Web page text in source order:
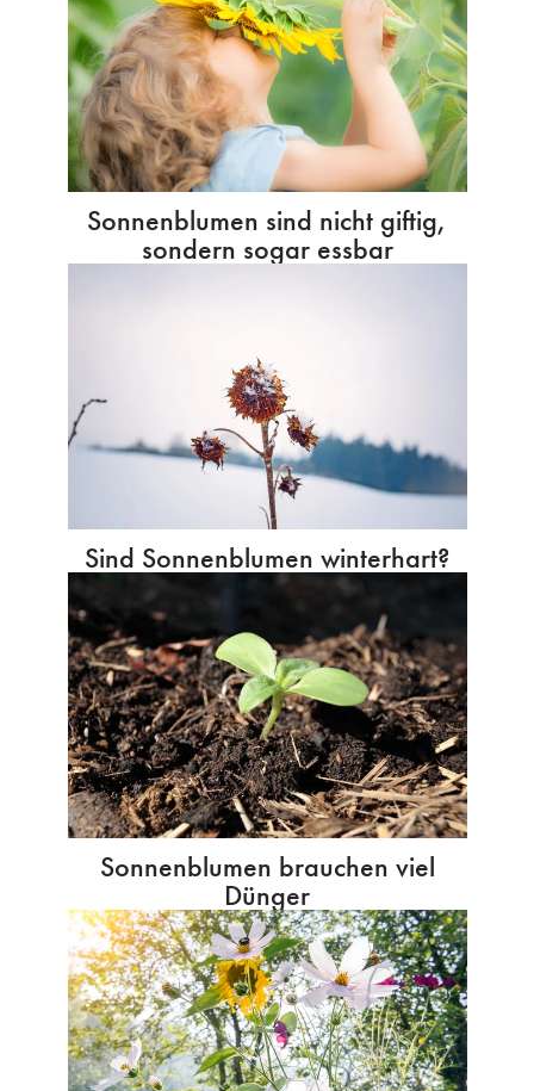
Sonnenblumen sind nicht giftig,
sondern sogar essbar
Sind Sonnenblumen winterhart?
Sonnenblumen brauchen viel
Dünger